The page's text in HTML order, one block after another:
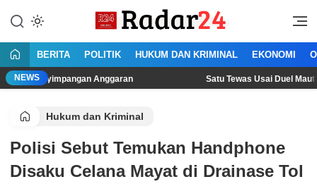
konten
Radar24.co.id
Jujur Lantang Bersuara
BERITA POLITIK HUKUM DAN KRIMINAL EKONOMI
NEWSAnggaran Satu Tewas Usai Duel Maut Dua Pria di
Hukum dan Kriminal
Polisi Sebut Temukan Handphone
Disaku Celana Mayat di Drainase Tol